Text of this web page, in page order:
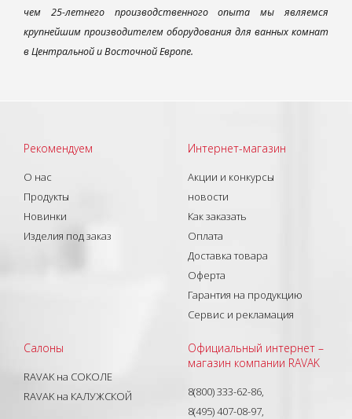
чем 25-летнего производственного опыта мы являемся
крупнейшим производителем оборудования для ванных комнат
в Центральной и Восточной Европе.
Рекомендуем
О нас
Продукты
Новинки
Изделия под заказ
Интернет-магазин
Акции и конкурсы
новости
Как заказать
Оплата
Доставка товара
Оферта
Гарантия на продукцию
Сервис и рекламация
Салоны
RAVAK на СОКОЛЕ
RAVAK на КАЛУЖСКОЙ
Официальный интернет –
магазин компании RAVAK
8(800) 333-62-86,
8(495) 407-08-97,